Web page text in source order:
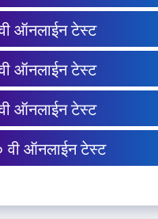
ऑनलाईन टेस्ट
ऑनलाईन टेस्ट
ऑनलाईन टेस्ट
वी ऑनलाईन टेस्ट